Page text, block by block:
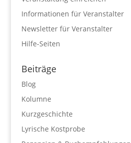
Informationen für Veranstalter
Newsletter für Veranstalter
Hilfe-Seiten
Beiträge
Blog
Kolumne
Kurzgeschichte
Lyrische Kostprobe